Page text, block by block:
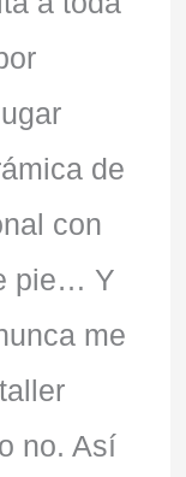
de
con
pie… Y
me
no. Así